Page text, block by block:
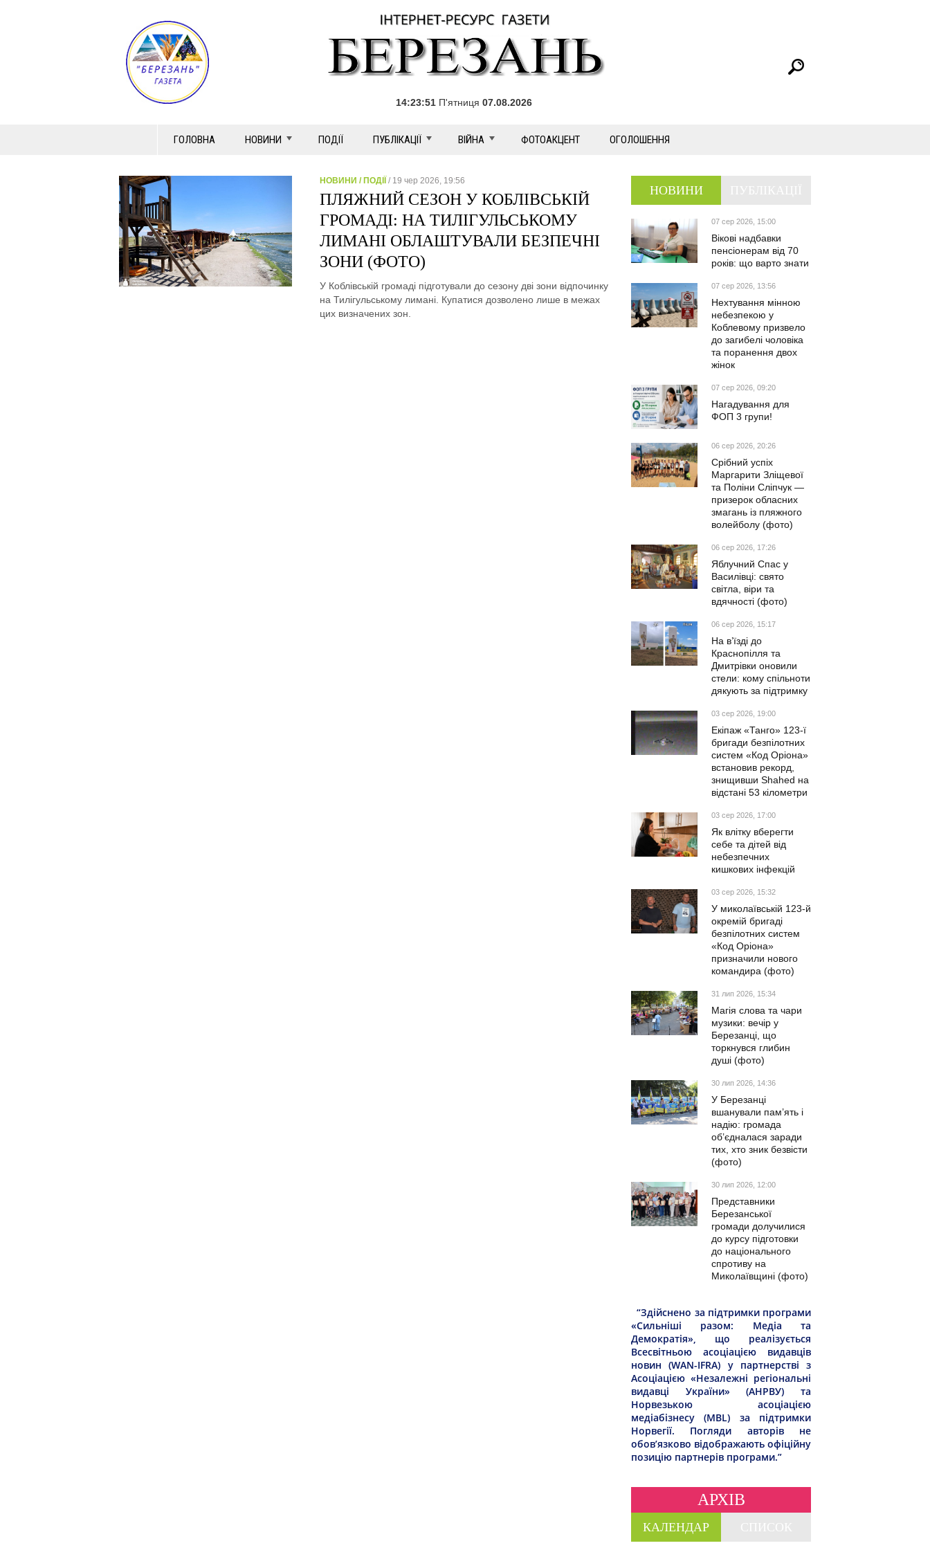
14:23:51 П'ятниця 07.08.2026
ГОЛОВНА НОВИНИ ПОДІЇ ПУБЛІКАЦІЇ ВІЙНА ФОТОАКЦЕНТ ОГОЛОШЕННЯ
НОВИНИ / ПОДІЇ / 19 чер 2026, 19:56
ПЛЯЖНИЙ СЕЗОН У КОБЛІВСЬКІЙ
ГРОМАДІ: НА ТИЛІГУЛЬСЬКОМУ
ЛИМАНІ ОБЛАШТУВАЛИ БЕЗПЕЧНІ
ЗОНИ (ФОТО)
У Коблівській громаді підготували до сезону дві зони відпочинку
на Тилігульському лимані. Купатися дозволено лише в межах
цих визначених зон.
НОВИНИ
07 сер 2026, 15:00
Вікові надбавки
пенсіонерам від 70
років: що варто знати
07 сер 2026, 13:56
Нехтування мінною
небезпекою у
Коблевому призвело
до загибелі чоловіка
та поранення двох
жінок
07 сер 2026, 09:20
Нагадування для
ФОП 3 групи!
06 сер 2026, 20:26
Срібний успіх
Маргарити Зліщевої
та Поліни Сліпчук —
призерок обласних
змагань із пляжного
волейболу (фото)
06 сер 2026, 17:26
Яблучний Спас у
Василівці: свято
світла, віри та
вдячності (фото)
06 сер 2026, 15:17
На в’їзді до
Краснопілля та
Дмитрівки оновили
стели: кому спільноти
дякують за підтримку
03 сер 2026, 19:00
Екіпаж «Танго» 123-ї
бригади безпілотних
систем «Код Оріона»
встановив рекорд,
знищивши Shahed на
відстані 53 кілометри
03 сер 2026, 17:00
Як влітку вберегти
себе та дітей від
небезпечних
кишкових інфекцій
03 сер 2026, 15:32
У миколаївській 123-й
окремій бригаді
безпілотних систем
«Код Оріона»
призначили нового
командира (фото)
31 лип 2026, 15:34
Магія слова та чари
музики: вечір у
Березанці, що
торкнувся глибин
душі (фото)
30 лип 2026, 14:36
У Березанці
вшанували пам’ять і
надію: громада
об’єдналася заради
тих, хто зник безвісти
(фото)
30 лип 2026, 12:00
Представники
Березанської
громади долучилися
до курсу підготовки
до національного
спротиву на
Миколаївщині (фото)
“Здійснено за підтримки програми
«Сильніші разом: Медіа та
Демократія», що реалізується
Всесвітньою асоціацією видавців
новин (WAN-IFRA) у партнерстві з
Асоціацією «Незалежні регіональні
видавці України» (АНРВУ) та
Норвезькою асоціацією
медіабізнесу (MBL) за підтримки
Норвегії. Погляди авторів не
обов’язково відображають офіційну
позицію партнерів програми.”
АРХІВ
КАЛЕНДАР